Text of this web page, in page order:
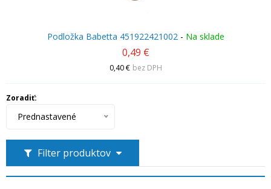
Podložka Babetta 451922421002- Na sklade
0,49 €
0,40 € bez DPH
Filter produktov
Zoradiť:
Prednastavené